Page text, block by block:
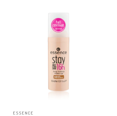
ESSENCE